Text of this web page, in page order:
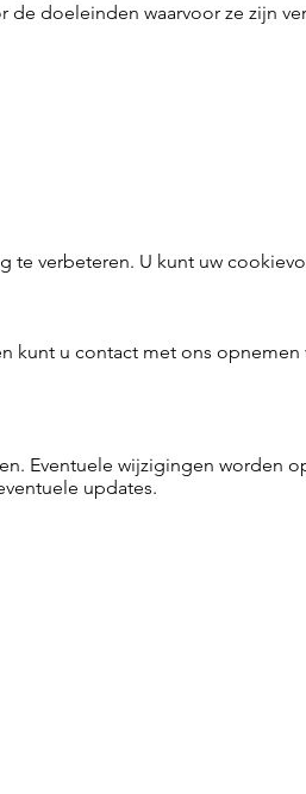
doeleinden waarvoor ze zijn
verbeteren. U kunt uw
kunt u contact met ons opnemen
Eventuele wijzigingen worden
updates.